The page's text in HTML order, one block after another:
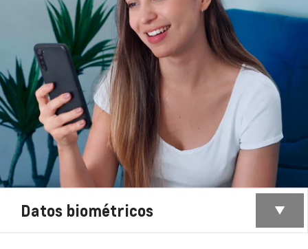
Datos biométricos